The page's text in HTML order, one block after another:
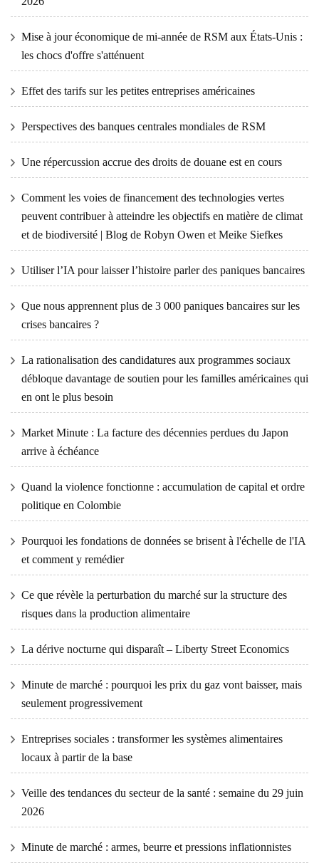
Mise à jour économique de mi-année de RSM aux États-Unis :
les chocs d'offre s'atténuent
Effet des tarifs sur les petites entreprises américaines
Perspectives des banques centrales mondiales de RSM
Une répercussion accrue des droits de douane est en cours
Comment les voies de financement des technologies vertes
peuvent contribuer à atteindre les objectifs en matière de climat
et de biodiversité | Blog de Robyn Owen et Meike Siefkes
Utiliser l’IA pour laisser l’histoire parler des paniques bancaires
Que nous apprennent plus de 3 000 paniques bancaires sur les
crises bancaires ?
La rationalisation des candidatures aux programmes sociaux
débloque davantage de soutien pour les familles américaines qui
en ont le plus besoin
Market Minute : La facture des décennies perdues du Japon
arrive à échéance
Quand la violence fonctionne : accumulation de capital et ordre
politique en Colombie
Pourquoi les fondations de données se brisent à l'échelle de l'IA
et comment y remédier
Ce que révèle la perturbation du marché sur la structure des
risques dans la production alimentaire
La dérive nocturne qui disparaît – Liberty Street Economics
Minute de marché : pourquoi les prix du gaz vont baisser, mais
seulement progressivement
Entreprises sociales : transformer les systèmes alimentaires
locaux à partir de la base
Veille des tendances du secteur de la santé : semaine du 29 juin
2026
Minute de marché : armes, beurre et pressions inflationnistes